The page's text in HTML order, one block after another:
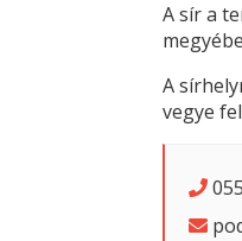
A sír a
A
vegye